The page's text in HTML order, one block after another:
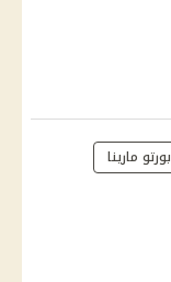
بورتو مارينا